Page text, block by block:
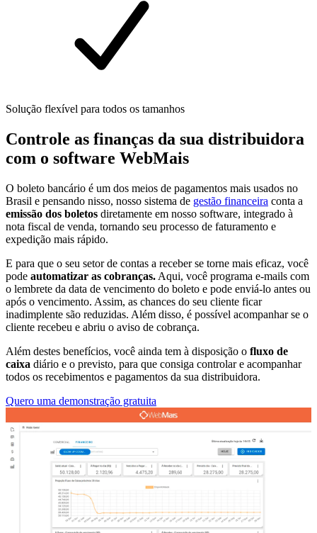
Solução flexível para todos os tamanhos
Controle as finanças da sua distribuidora
com o software WebMais
O boleto bancário é um dos meios de pagamentos mais usados no
Brasil e pensando nisso, nosso sistema de gestão financeira conta a
emissão dos boletos diretamente em nosso software, integrado à
nota fiscal de venda, tornando seu processo de faturamento e
expedição mais rápido.
E para que o seu setor de contas a receber se torne mais eficaz, você
pode automatizar as cobranças. Aqui, você programa e-mails com
o lembrete da data de vencimento do boleto e pode enviá-lo antes ou
após o vencimento. Assim, as chances do seu cliente ficar
inadimplente são reduzidas. Além disso, é possível acompanhar se o
cliente recebeu e abriu o aviso de cobrança.
Além destes benefícios, você ainda tem à disposição o fluxo de
caixa diário e o previsto, para que consiga controlar e acompanhar
todos os recebimentos e pagamentos da sua distribuidora.
Quero uma demonstração gratuita